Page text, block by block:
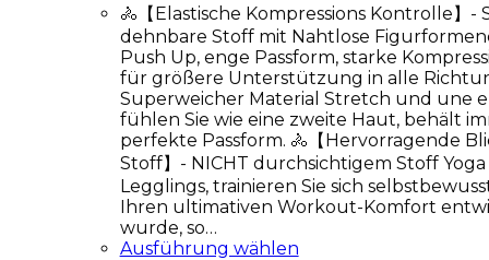
🚴【Elastische Kompressions Kontrolle】-
dehnbare Stoff mit Nahtlose
Push Up, enge Passform, starke
für größere Unterstützung in alle
Superweicher Material Stretch und une
fühlen Sie wie eine zweite Haut, behält
perfekte Passform. 🚴【Hervorragende
Stoff】- NICHT durchsichtigem Stoff Yoga
Legglings, trainieren Sie sich
Ihren ultimativen Workout-Komfort
wurde, so…
Ausführung wählen